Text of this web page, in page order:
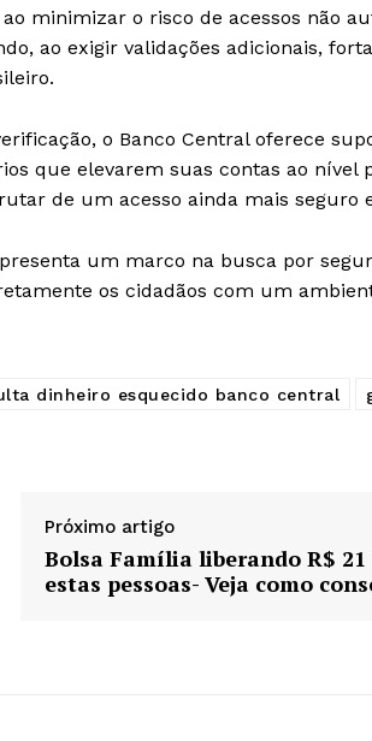
minimizar o risco de acessos não
ao exigir validações adicionais,
o Banco Central oferece
que elevarem suas contas ao nível
de um acesso ainda mais seguro
um marco na busca por
os cidadãos com um
dinheiro esquecido banco central
Próximo artigo
Bolsa Família liberando R$
estas pessoas- Veja como